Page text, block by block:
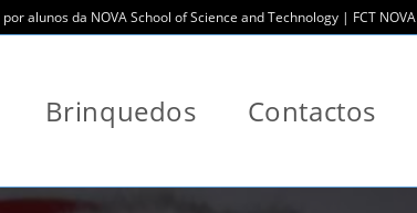
alunos da NOVA School of Science and Technology | FCT NOVA
Brinquedos Contactos